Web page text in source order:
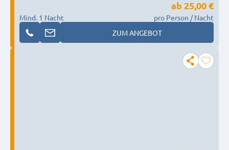
Mind. 1 Nacht
ab 25,00 €
pro Person / Nacht
ZUM ANGEBOT